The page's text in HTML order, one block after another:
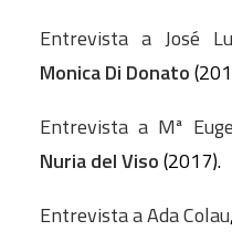
Entrevista a José
Monica Di Donato
Entrevista a Mª
Nuria del Viso(2017).
Entrevista a Ada Colau